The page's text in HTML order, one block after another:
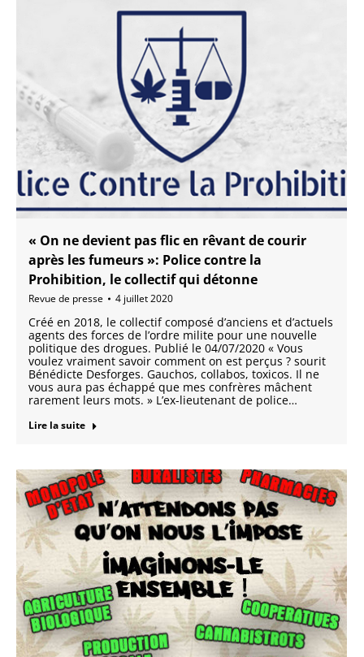
« On ne devient pas flic en rêvant de courir
après les fumeurs »: Police contre la
Prohibition, le collectif qui détonne
Revue de presse 4 juillet 2020
Créé en 2018, le collectif composé d’anciens et d’actuels
agents des forces de l’ordre milite pour une nouvelle
politique des drogues. Publié le 04/07/2020 « Vous
voulez vraiment savoir comment on est perçus ? sourit
Bénédicte Desforges. Gauchos, collabos, toxicos. Il ne
vous aura pas échappé que mes confrères mâchent
rarement leurs mots. » L’ex-lieutenant de police…
Lire la suite